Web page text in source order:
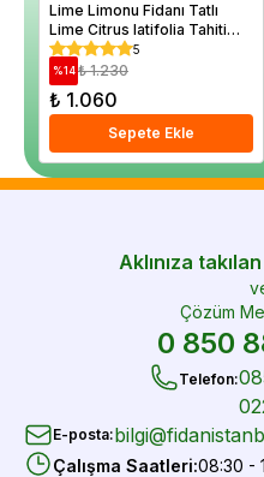
Lime Limonu Fidanı Tatlı
Lime Citrus latifolia Tahiti
100 cm Saksıda
5
%14 ₺ 1.230
₺ 1.060
Sepete Ekle
Aklınıza
Çözüm
0 850
Telefon:
E-posta:
Çalışma Saatleri:08:30 -